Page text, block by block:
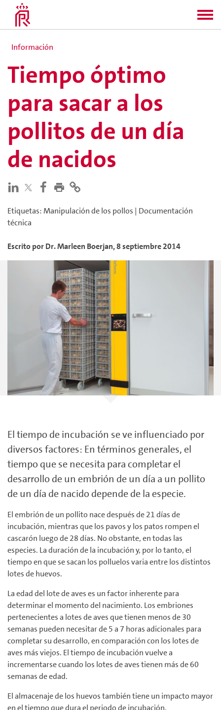
Información
Tiempo óptimo
para sacar a los
pollitos de un día
de nacidos
Etiquetas:Manipulación de los pollos | Documentación
técnica
Escrito porDr. Marleen Boerjan,8 septiembre 2014
El tiempo de incubación se ve influenciado por
diversos factores: En términos generales, el
tiempo que se necesita para completar el
desarrollo de un embrión de un día a un pollito
de un día de nacido depende de la especie.
El embrión de un pollito nace después de 21 días de
incubación, mientras que los pavos y los patos rompen el
cascarón luego de 28 días. No obstante, en todas las
especies. La duración de la incubación y, por lo tanto, el
tiempo en que se sacan los polluelos varia entre los distintos
lotes de huevos.
La edad del lote de aves es un factor inherente para
determinar el momento del nacimiento. Los embriones
pertenecientes a lotes de aves que tienen menos de 30
semanas pueden necesitar de 5 a 7 horas adicionales para
completar su desarrollo, en comparación con los lotes de
aves más viejos. El tiempo de incubación vuelve a
incrementarse cuando los lotes de aves tienen más de 60
semanas de edad.
El almacenaje de los huevos también tiene un impacto mayor
en el tiempo que dura el periodo de incubación,